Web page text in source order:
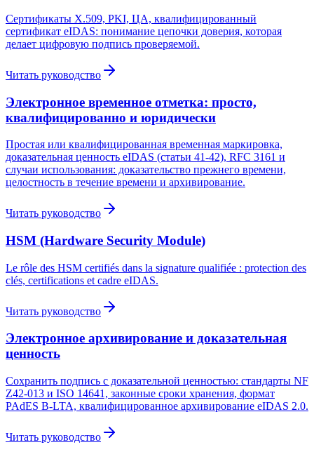
Сертификаты X.509, PKI, ЦА, квалифицированный
сертификат eIDAS: понимание цепочки доверия, которая
делает цифровую подпись проверяемой.
Читать руководство
Электронное временное отметка: просто,
квалифицированно и юридически
Простая или квалифицированная временная маркировка,
доказательная ценность eIDAS (статьи 41-42), RFC 3161 и
случаи использования: доказательство прежнего времени,
целостность в течение времени и архивирование.
Читать руководство
HSM (Hardware Security Module)
Le rôle des HSM certifiés dans la signature qualifiée : protection des
clés, certifications et cadre eIDAS.
Читать руководство
Электронное архивирование и доказательная
ценность
Сохранить подпись с доказательной ценностью: стандарты NF
Z42-013 и ISO 14641, законные сроки хранения, формат
PAdES B-LTA, квалифицированное архивирование eIDAS 2.0.
Читать руководство